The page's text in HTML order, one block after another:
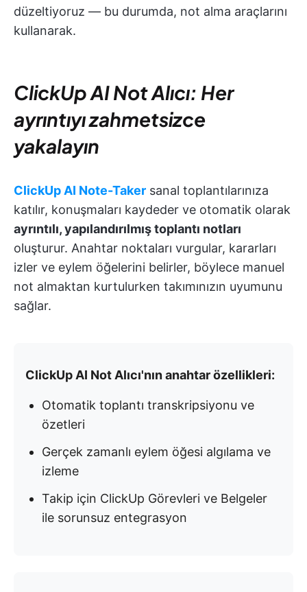
düzeltiyoruz — bu durumda, not alma araçlarını
kullanarak.
ClickUp AI Not Alıcı: Her
ayrıntıyı zahmetsizce
yakalayın
ClickUp AI Note-Taker sanal toplantılarınıza
katılır, konuşmaları kaydeder ve otomatik olarak
ayrıntılı, yapılandırılmış toplantı notları
oluşturur. Anahtar noktaları vurgular, kararları
izler ve eylem öğelerini belirler, böylece manuel
not almaktan kurtulurken takımınızın uyumunu
sağlar.
ClickUp AI Not Alıcı'nın anahtar özellikleri:
Otomatik toplantı transkripsiyonu ve
özetleri
Gerçek zamanlı eylem öğesi algılama ve
izleme
Takip için ClickUp Görevleri ve Belgeler
ile sorunsuz entegrasyon